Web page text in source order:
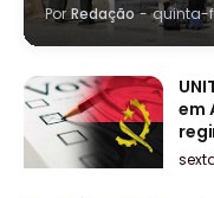
Por Redação - quinta-
em